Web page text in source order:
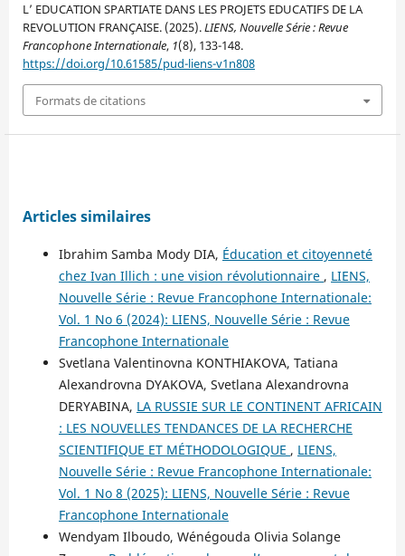
L’ EDUCATION SPARTIATE DANS LES PROJETS EDUCATIFS DE LA
REVOLUTION FRANÇAISE. (2025).LIENS, Nouvelle Série : Revue
Francophone Internationale, 1(8), 133-148.
https://doi.org/10.61585/pud-liens-v1n808
Formats de citations
Articles similaires
Ibrahim Samba Mody DIA, Éducation et citoyenneté
chez Ivan Illich : une vision révolutionnaire , LIENS,
Nouvelle Série : Revue Francophone Internationale:
Vol. 1 No 6 (2024): LIENS, Nouvelle Série : Revue
Francophone Internationale
Svetlana Valentinovna KONTHIAKOVA, Tatiana
Alexandrovna DYAKOVA, Svetlana Alexandrovna
DERYABINA, LA RUSSIE SUR LE CONTINENT AFRICAIN
: LES NOUVELLES TENDANCES DE LA RECHERCHE
SCIENTIFIQUE ET MÉTHODOLOGIQUE , LIENS,
Nouvelle Série : Revue Francophone Internationale:
Vol. 1 No 8 (2025): LIENS, Nouvelle Série : Revue
Francophone Internationale
Wendyam Ilboudo, Wénégouda Olivia Solange